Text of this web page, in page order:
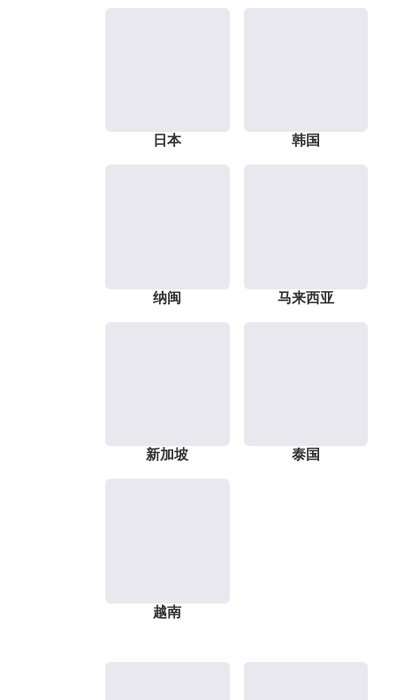
日本 韩国
纳闽 马来西亚
新加坡 泰国
越南